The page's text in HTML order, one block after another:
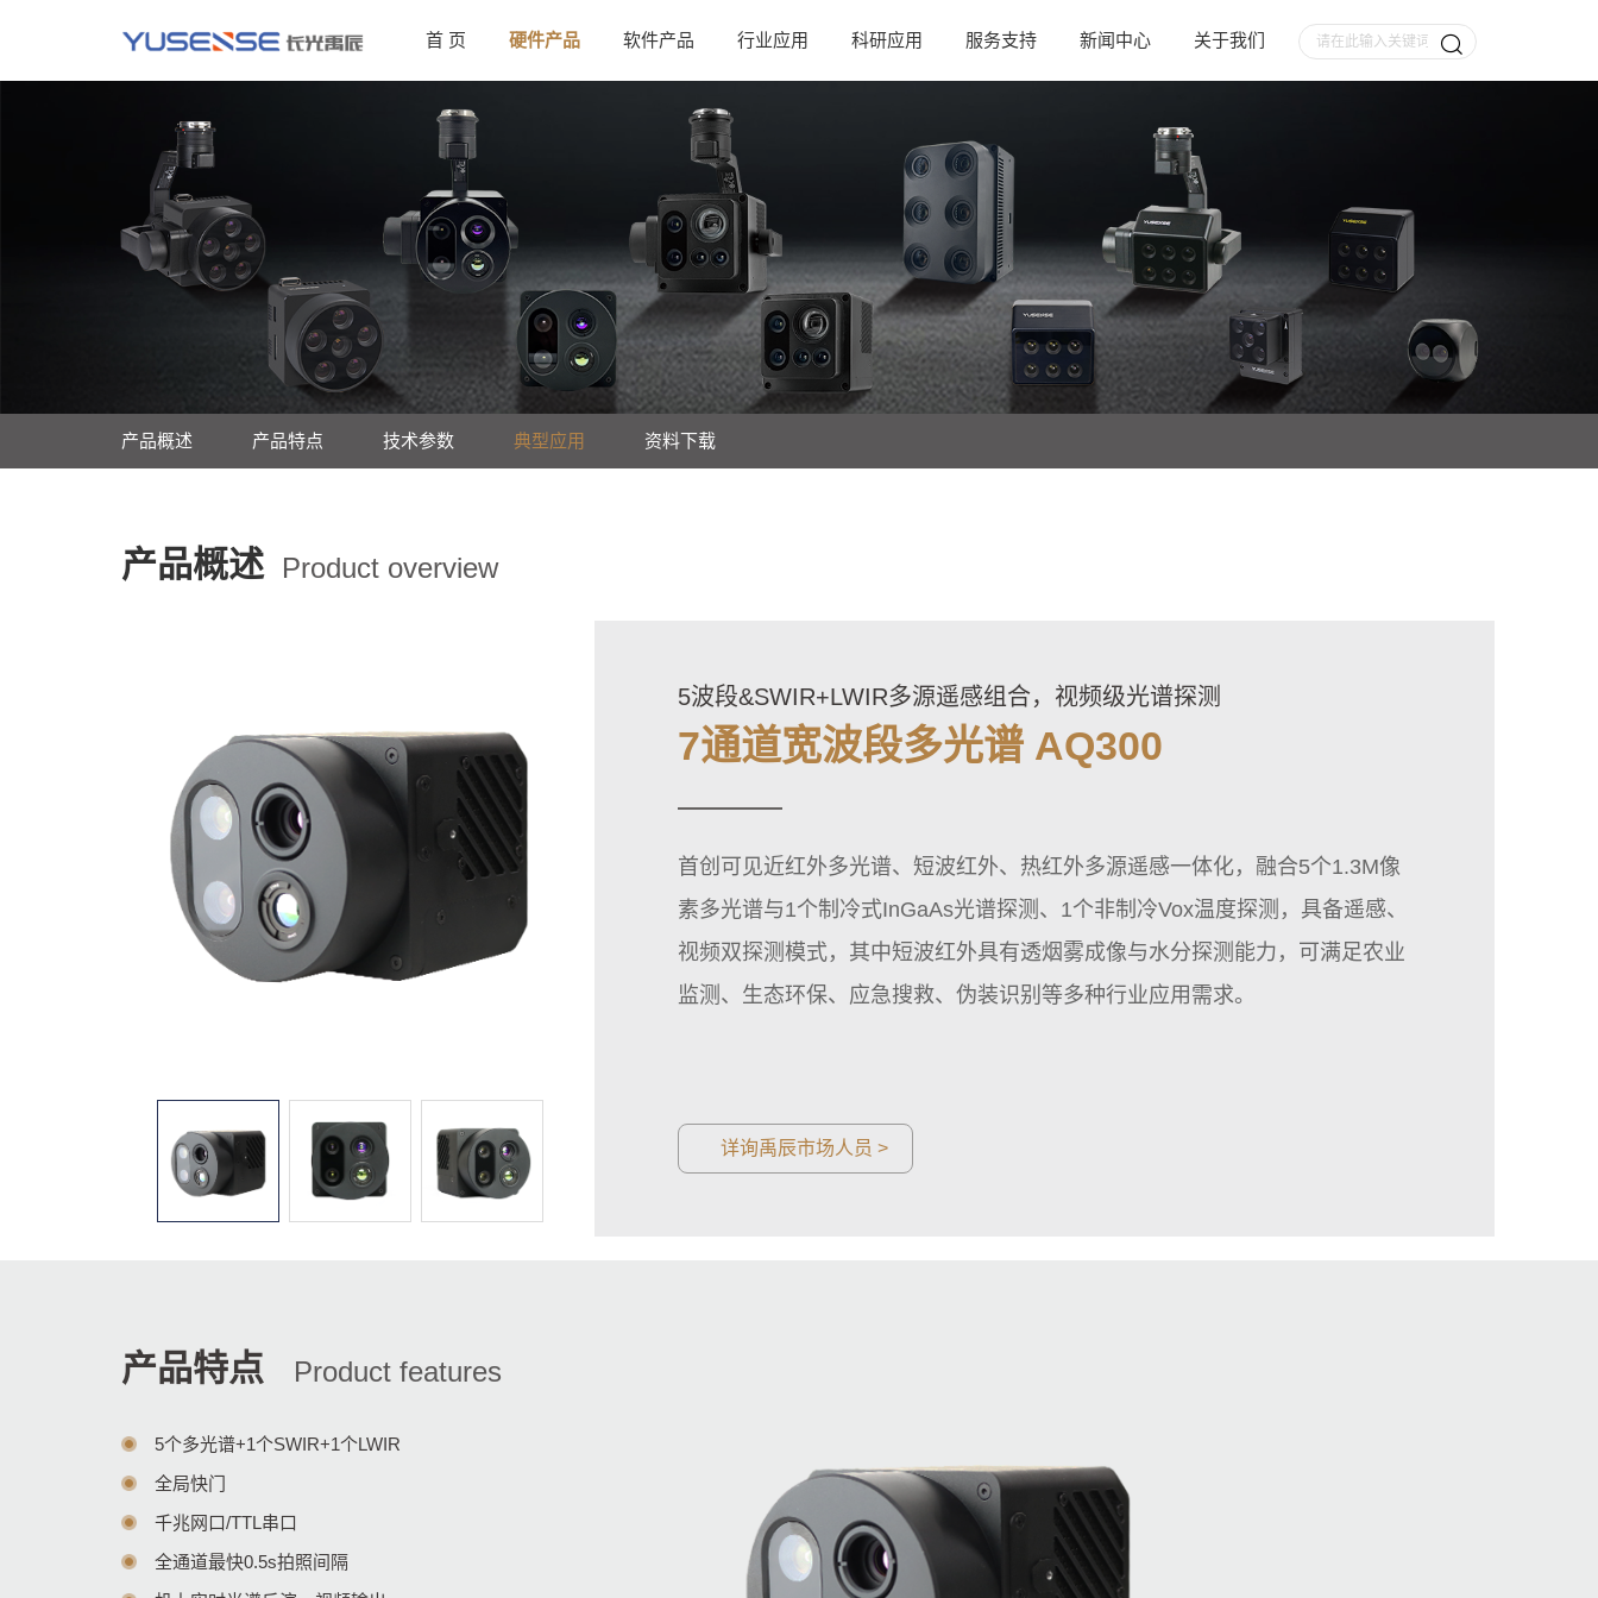
首 页 硬件产品 软件产品 行业应用 科研应用 服务支持 新闻中心 关于我们
产品概述 产品特点 技术参数 典型应用 资料下载
产品概述 Product overview
5波段&SWIR+LWIR多源遥感组合，视频级光谱探测
7通道宽波段多光谱 AQ300
首创可见近红外多光谱、短波红外、热红外多源遥感一体化，融合5个1.3M像
素多光谱与1个制冷式InGaAs光谱探测、1个非制冷Vox温度探测，具备遥感、
视频双探测模式，其中短波红外具有透烟雾成像与水分探测能力，可满足农业
监测、生态环保、应急搜救、伪装识别等多种行业应用需求。
详询禹辰市场人员 >
产品特点 Product features
5个多光谱+1个SWIR+1个LWIR
全局快门
千兆网口/TTL串口
全通道最快0.5s拍照间隔